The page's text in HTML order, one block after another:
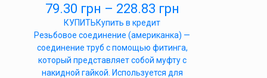
79.30 грн – 228.83 грн
КУПИТЬКупить в кредит
Резьбовое соединение (американка) —
соединение труб с помощью фитинга,
который представляет собой муфту с
накидной гайкой. Используется для